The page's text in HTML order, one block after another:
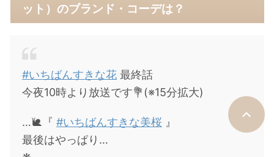
ット）のブランド・コーデは？
#いちばんすきな花 最終話
今夜10時より放送です💐(※15分拡大)
…🐌『 #いちばんすきな美桜 』
最後はやっぱり…